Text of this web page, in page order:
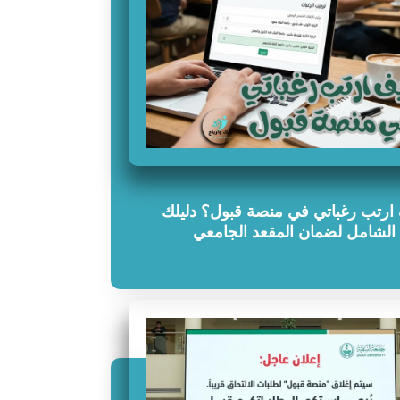
رغباتي في منصة قبول؟ دليلك
الشامل لضمان المقعد الجامعي